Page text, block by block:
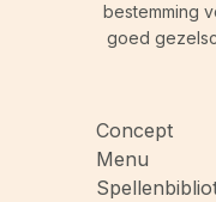
bestemming
goed
Concept
Menu